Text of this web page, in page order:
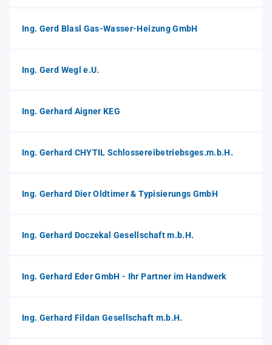
Ing. Gerd Blasl Gas-Wasser-Heizung GmbH
Ing. Gerd Wegl e.U.
Ing. Gerhard Aigner KEG
Ing. Gerhard CHYTIL Schlossereibetriebsges.m.b.H.
Ing. Gerhard Dier Oldtimer & Typisierungs GmbH
Ing. Gerhard Doczekal Gesellschaft m.b.H.
Ing. Gerhard Eder GmbH - Ihr Partner im Handwerk
Ing. Gerhard Fildan Gesellschaft m.b.H.